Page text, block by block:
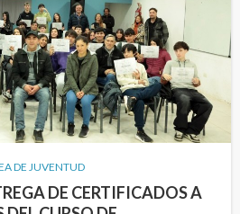
DE JUVENTUD
DE CERTIFICADOS A